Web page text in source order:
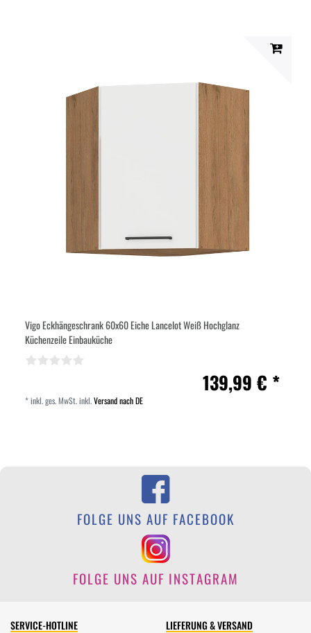
Vigo Eckhängeschrank 60x60 Eiche Lancelot Weiß Hochglanz
Küchenzeile Einbauküche
139,99 € *
*inkl. ges. MwSt.inkl.Versand nach DE
FOLGE UNS AUF FACEBOOK
FOLGE UNS AUF INSTAGRAM
SERVICE-HOTLINE LIEFERUNG & VERSAND